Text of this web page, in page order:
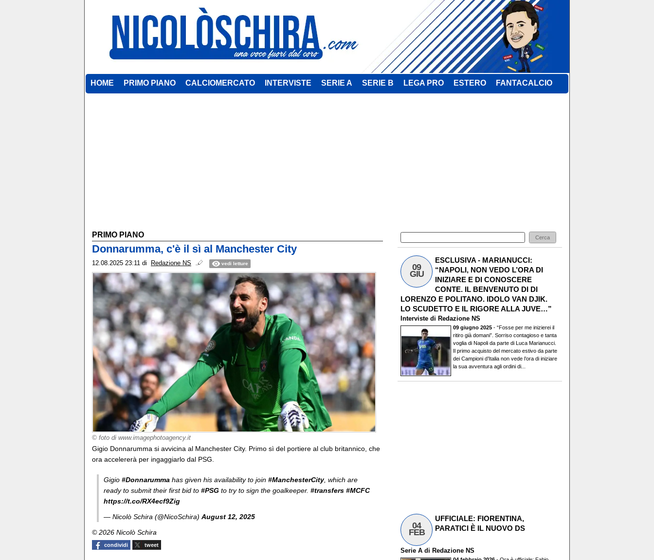
HOME PRIMO PIANO CALCIOMERCATO INTERVISTE SERIE A SERIE B LEGA PRO ESTERO FANTACALCIO
PRIMO PIANO
Donnarumma, c'è il sì al Manchester City
12.08.2025 23:11 di Redazione NS vedi letture
© foto di www.imagephotoagency.it
Gigio Donnarumma si avvicina al Manchester City. Primo sì del portiere al club britannico, che
ora accelererà per ingaggiarlo dal PSG.
Gigio #Donnarumma has given his availability to join #ManchesterCity, which are
ready to submit their first bid to #PSG to try to sign the goalkeeper. #transfers #MCFC
https://t.co/RX4ecf9Zig
— Nicolò Schira (@NicoSchira) August 12, 2025
© 2026 Nicolò Schira
condividi tweet
09
GIU
ESCLUSIVA - MARIANUCCI:
“NAPOLI, NON VEDO L’ORA DI
INIZIARE E DI CONOSCERE
CONTE. IL BENVENUTO DI DI
LORENZO E POLITANO. IDOLO VAN DJIK.
LO SCUDETTO E IL RIGORE ALLA JUVE…”
Interviste di Redazione NS
09 giugno 2025 - “Fosse per me inizierei il
ritiro già domani”. Sorriso contagioso e tanta
voglia di Napoli da parte di Luca Marianucci.
Il primo acquisto del mercato estivo da parte
dei Campioni d’Italia non vede l’ora di iniziare
la sua avventura agli ordini di...
04
FEB
UFFICIALE: FIORENTINA,
PARATICI È IL NUOVO DS
Serie A di Redazione NS